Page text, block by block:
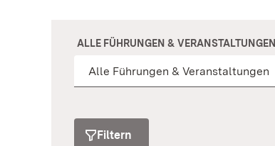
ALLE FÜHRUNGEN & VERANSTALTUNGEN
Filtern